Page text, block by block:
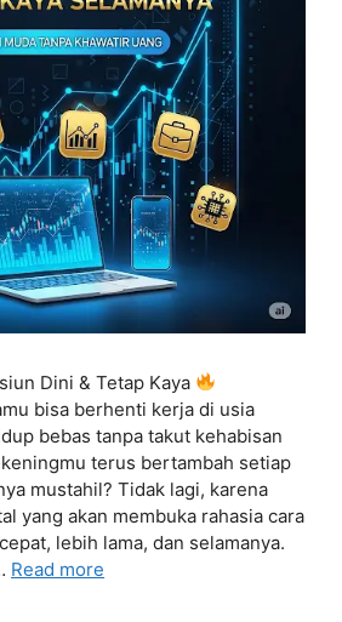
Dini & Tetap Kaya
bisa berhenti kerja di usia
bebas tanpa takut kehabisan
terus bertambah setiap
mustahil? Tidak lagi, karena
yang akan membuka rahasia cara
lebih lama, dan selamanya.
Read more